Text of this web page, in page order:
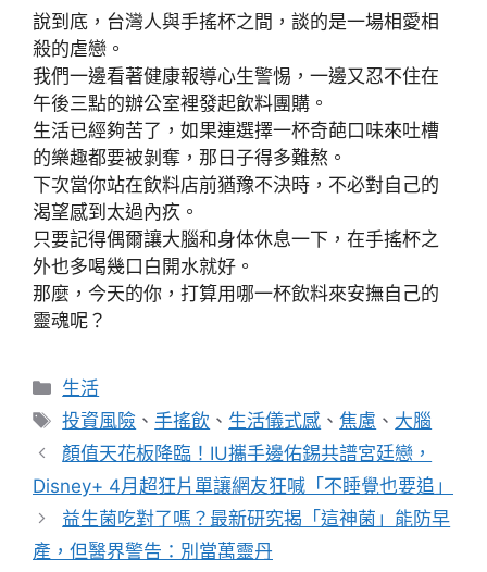
說到底，台灣人與手搖杯之間，談的是一場相愛相
殺的虐戀。
我們一邊看著健康報導心生警惕，一邊又忍不住在
午後三點的辦公室裡發起飲料團購。
生活已經夠苦了，如果連選擇一杯奇葩口味來吐槽
的樂趣都要被剝奪，那日子得多難熬。
下次當你站在飲料店前猶豫不決時，不必對自己的
渴望感到太過內疚。
只要記得偶爾讓大腦和身体休息一下，在手搖杯之
外也多喝幾口白開水就好。
那麼，今天的你，打算用哪一杯飲料來安撫自己的
靈魂呢？
分
類
生活
標
籤
投資風險 、手搖飲 、 生活儀式感 、焦慮 、 大腦
顏值天花板降臨！IU攜手邊佑錫共譜宮廷戀，
Disney+ 4月超狂片單讓網友狂喊「不睡覺也要追」
益生菌吃對了嗎？最新研究揭「這神菌」能防早
產，但醫界警告：別當萬靈丹